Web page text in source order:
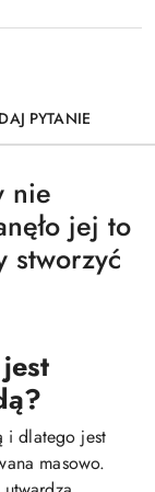
PYTANIE
nie
jej to
stworzyć
i dlatego jest
masowo.